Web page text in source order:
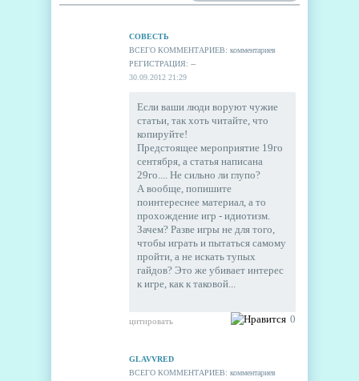
СОВЕСТЬ
ВСЕГО КОММЕНТАРИЕВ: комментариев
РЕГИСТРАЦИЯ: --
30.09.2012 21:29
Если ваши люди воруют чужие
статьи, так хоть читайте, что
копируйте!
Предстоящее мероприятие 19го
сентября, а статья написана
29го.... Не сильно ли глупо?
А вообще, попишите
поинтереснее материал, а то
прохождение игр - идиотизм.
Зачем? Разве игры не для того,
чтобы играть и пытаться самому
пройти, а не искать тупых
гайдов? Это же убивает интерес
к игре, как к таковой...
0
цитировать
GLAVVRED
ВСЕГО КОММЕНТАРИЕВ: комментариев